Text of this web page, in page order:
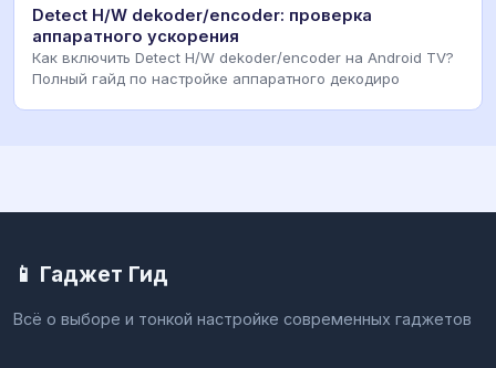
Detect H/W dekoder/encoder: проверка
аппаратного ускорения
Как включить Detect H/W dekoder/encoder на Android TV?
Полный гайд по настройке аппаратного декодиро
📱 Гаджет Гид
Всё о выборе и тонкой настройке современных гаджетов